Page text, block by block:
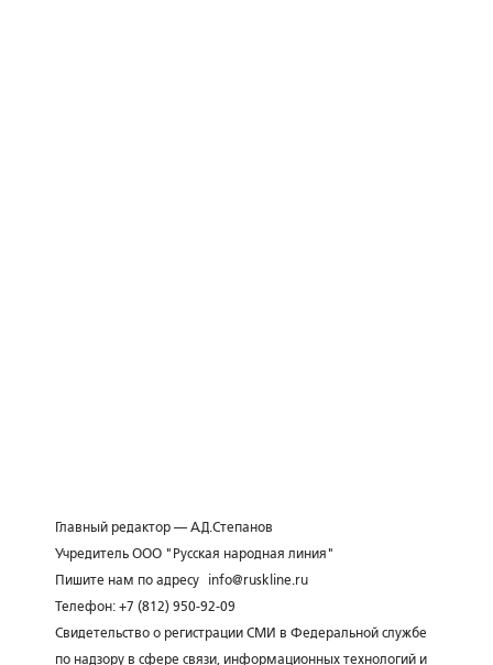
Главный редактор — А.Д.Степанов
Учредитель ООО "Русская народная линия"
Пишите нам по адресу
info@ruskline.ru
Телефон: +7 (812) 950-92-09
Свидетельство о регистрации СМИ в Федеральной службе
по надзору в сфере связи, информационных технологий и